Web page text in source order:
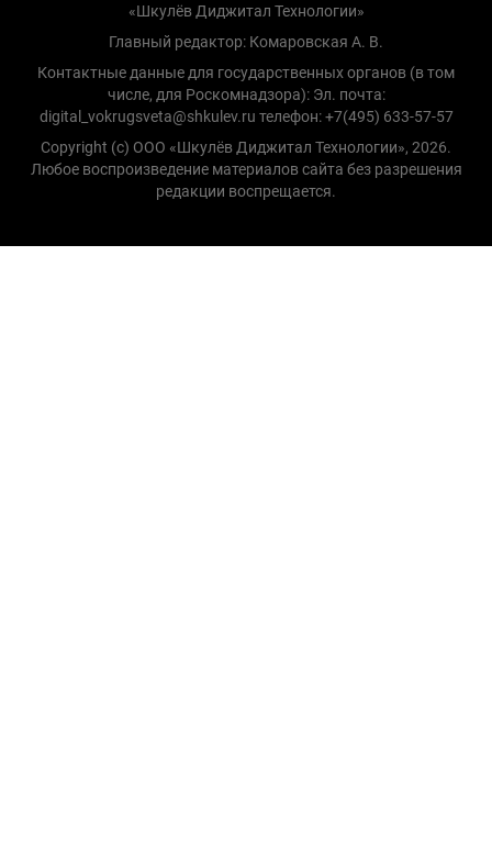
«Шкулёв Диджитал Технологии»
Главный редактор: Комаровская А. В.
Контактные данные для государственных органов (в том
числе, для Роскомнадзора): Эл. почта:
digital_vokrugsveta@shkulev.ru телефон: +7(495) 633-57-57
Copyright (с) ООО «Шкулёв Диджитал Технологии», 2026.
Любое воспроизведение материалов сайта без разрешения
редакции воспрещается.